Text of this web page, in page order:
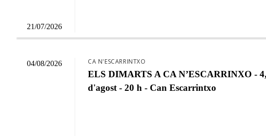
21/07/2026
04/08/2026 CA N'ESCARRINTXO
ELS DIMARTS A CA N’ESCARRINXO -
d'agost - 20 h - Can Escarrintxo